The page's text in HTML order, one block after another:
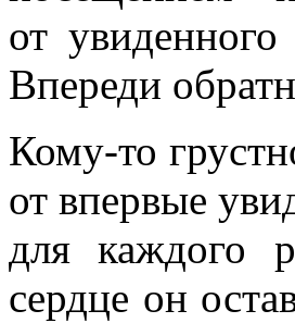
от
Впереди
Кому-то
от впервые
для каждого
сердце он